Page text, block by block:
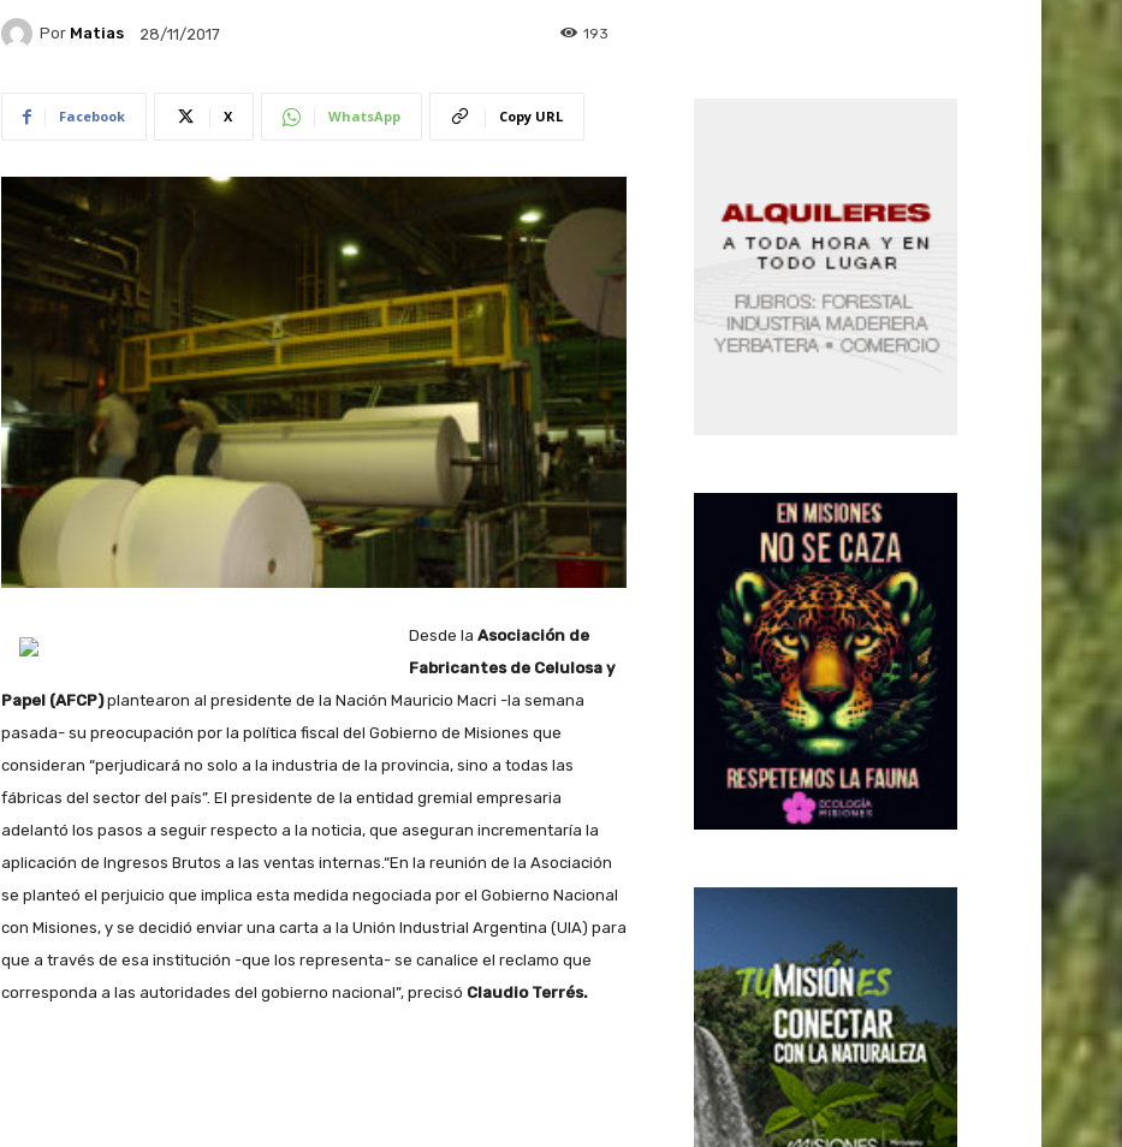
Por Matias 28/11/2017 193
Facebook X WhatsApp Copy URL
Desde la Asociación de
Fabricantes de Celulosa y
Papel (AFCP)plantearon al presidente de la Nación Mauricio Macri -la semana
pasada- su preocupación por la política fiscal del Gobierno de Misiones que
consideran “perjudicará no solo a la industria de la provincia, sino a todas las
fábricas del sector del país”. El presidente de la entidad gremial empresaria
adelantó los pasos a seguir respecto a la noticia, que aseguran incrementaría la
aplicación de Ingresos Brutos a las ventas internas.“En la reunión de la Asociación
se planteó el perjuicio que implica esta medida negociada por el Gobierno Nacional
con Misiones, y se decidió enviar una carta a la Unión Industrial Argentina (UIA) para
que a través de esa institución -que los representa- se canalice el reclamo que
corresponda a las autoridades del gobierno nacional”, precisó Claudio Terrés.